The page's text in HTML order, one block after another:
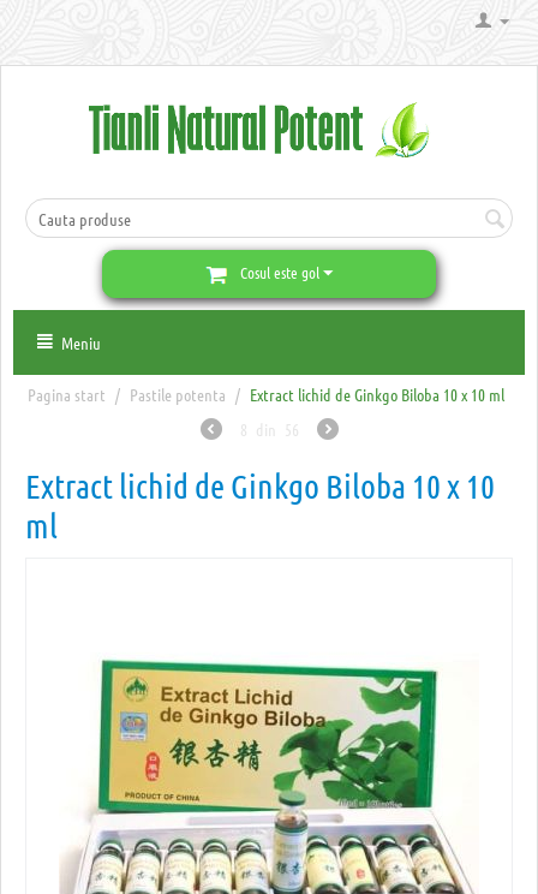
Cosul este gol
Meniu
Pagina start / Pastile potenta / Extract lichid de Ginkgo Biloba 10 x 10 ml
8 din 56
Extract lichid de Ginkgo Biloba 10 x 10
ml